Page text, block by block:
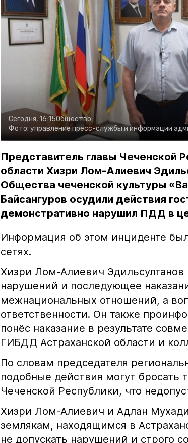
Сегодня, 16:15Общество
Фото: управление пресс-службы и информации
Представитель главы Чеченской
области Хизри Лом-Алиевич
Общества чеченской культуры
Байсангуров осудили действия
демонстративно нарушил ПДД в
Информация об этом инциденте
сетях.
Хизри Лом-Алиевич Эдильсултанов
нарушений и последующее
межнациональных отношений, а
ответственности. Он также
понёс наказание в результате
ГИБДД Астраханской области и
По словам председателя
подобные действия могут бросать
Чеченской Республики, что
Хизри Лом-Алиевич и Адлан
землякам, находящимся в
не допускать нарушений и строго